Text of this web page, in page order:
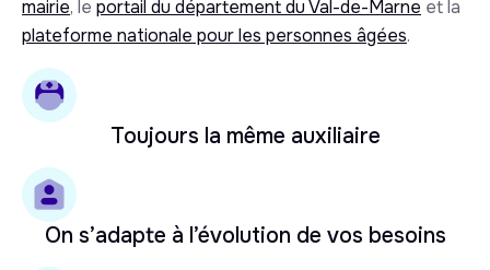
mairie, le portail du département du Val-de-Marne et la
plateforme nationale pour les personnes âgées.
Toujours la même auxiliaire
On s’adapte à l’évolution de vos besoins